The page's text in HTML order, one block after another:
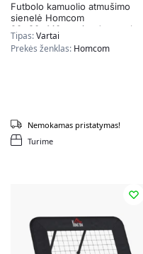
Futbolo kamuolio atmušimo
sienelė Homcom
90x80x140cm., juodos spalvos
Tipas:Vartai
Prekės ženklas: Homcom
Turime
Nemokamas pristatymas!